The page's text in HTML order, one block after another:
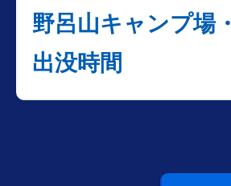
野呂山キャンプ場
出没時間